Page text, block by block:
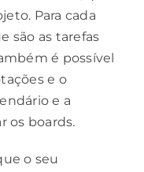
Para cada
são as tarefas
é possível
e o
e a
os boards.
o seu